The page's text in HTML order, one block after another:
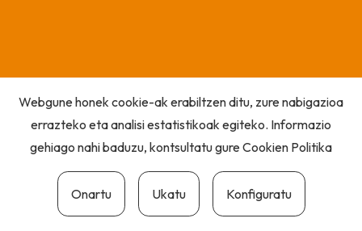
Webgune honek cookie-ak erabiltzen ditu, zure nabigazioa
errazteko eta analisi estatistikoak egiteko. Informazio
gehiago nahi baduzu, kontsultatu gureCookien Politika
Onartu Ukatu Konfiguratu